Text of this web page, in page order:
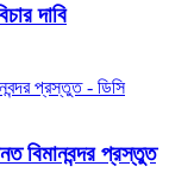
দাবি
বিমানবন্দর প্রস্তুত